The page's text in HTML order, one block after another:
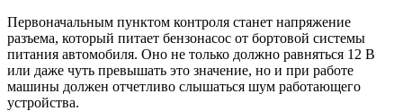
Первоначальным пунктом контроля станет напряжение
разъема, который питает бензонасос от бортовой системы
питания автомобиля. Оно не только должно равняться 12 В
или даже чуть превышать это значение, но и при работе
машины должен отчетливо слышаться шум работающего
устройства.